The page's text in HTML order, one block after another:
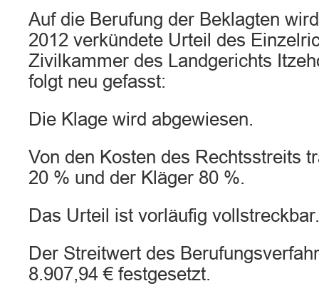
Auf die Berufung der Beklagten
2012 verkündete Urteil des
Zivilkammer des Landgerichts
folgt neu gefasst:
Die Klage wird abgewiesen.
Von den Kosten des Rechtsstreits
20 % und der Kläger 80 %.
Das Urteil ist vorläufig vollstreckbar.
Der Streitwert des
8.907,94 € festgesetzt.